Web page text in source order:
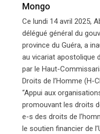
Mongo
Ce lundi 14 avril 2025,
délégué général du
province du Guéra, a
au vicariat apostolique
par le Haut-
Droits de l’Homme (H-
“Appui aux
promouvant les droits
e-s des droits de
le soutien financier de